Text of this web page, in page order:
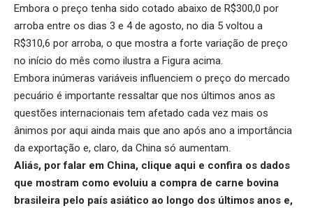
Embora o preço tenha sido cotado abaixo de R$300,0 por
arroba entre os dias 3 e 4 de agosto, no dia 5 voltou a
R$310,6 por arroba, o que mostra a forte variação de preço
no início do mês como ilustra a Figura acima.
Embora inúmeras variáveis influenciem o preço do mercado
pecuário é importante ressaltar que nos últimos anos as
questões internacionais tem afetado cada vez mais os
ânimos por aqui ainda mais que ano após ano a importância
da exportação e, claro, da China só aumentam.
Aliás, por falar em China, clique aqui e confira os dados
que mostram como evoluiu a compra de carne bovina
brasileira pelo país asiático ao longo dos últimos anos e,